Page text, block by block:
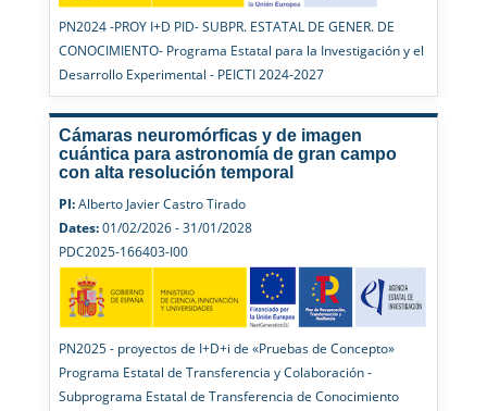
PN2024 -PROY I+D PID- SUBPR. ESTATAL DE GENER. DE
CONOCIMIENTO- Programa Estatal para la Investigación y el
Desarrollo Experimental - PEICTI 2024-2027
Cámaras neuromórficas y de imagen
cuántica para astronomía de gran campo
con alta resolución temporal
PI:Alberto Javier Castro Tirado
Dates:01/02/2026 - 31/01/2028
PDC2025-166403-I00
PN2025 - proyectos de I+D+i de «Pruebas de Concepto»
Programa Estatal de Transferencia y Colaboración -
Subprograma Estatal de Transferencia de Conocimiento